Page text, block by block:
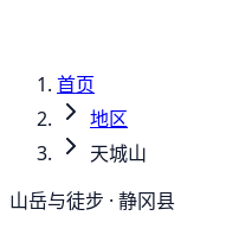
首页
地区
天城山
山岳与徒步 · 静冈县